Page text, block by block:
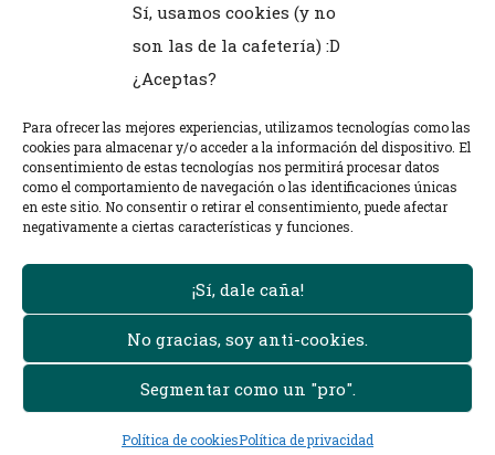
Sí, usamos cookies (y no
son las de la cafetería) :D
¿Aceptas?
Para ofrecer las mejores experiencias, utilizamos tecnologías como las
cookies para almacenar y/o acceder a la información del dispositivo. El
consentimiento de estas tecnologías nos permitirá procesar datos
como el comportamiento de navegación o las identificaciones únicas
en este sitio. No consentir o retirar el consentimiento, puede afectar
negativamente a ciertas características y funciones.
¡Sí, dale caña!
No gracias, soy anti-cookies.
Segmentar como un "pro".
Política de cookiesPolítica de privacidad
Teléfono: 985 27 36 54
eMail: ieseria@educastur.org
Ciclos de Formación Profesional en I.E.S. La Ería, Oviedo